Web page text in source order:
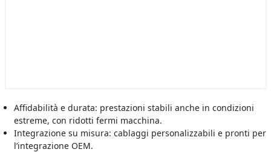
Affidabilità e durata: prestazioni stabili anche in condizioni
estreme, con ridotti fermi macchina.
Integrazione su misura: cablaggi personalizzabili e pronti per
l’integrazione OEM.